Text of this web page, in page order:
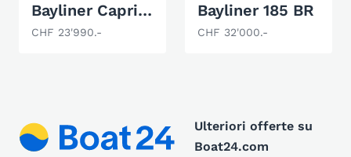
Bayliner Capri 192 Sport
CHF 23'990.-
Bayliner 185 BR
CHF 32'000.-
Ulteriori offerte su
Boat24.com